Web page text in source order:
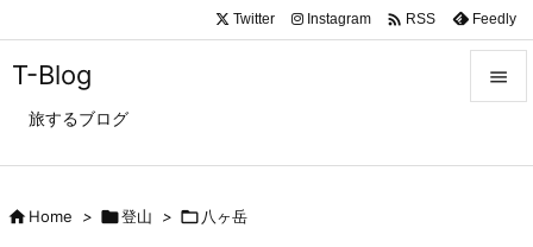
T-Blog
旅するブログ

Twitter Instagram  RSS Feedly
Home > 登山 >  八ヶ岳